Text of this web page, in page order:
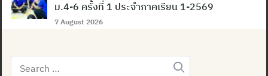
ม.4-6 ครั้งที่ 1 ประจำภาคเรียน 1-2569
7 August 2026
Search